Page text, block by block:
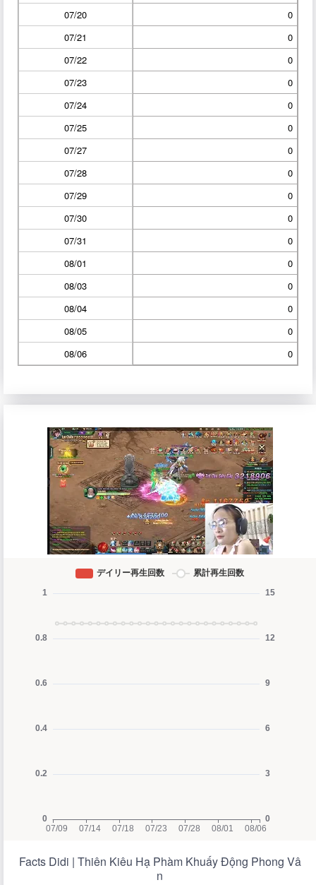
07/20
0
07/21
0
07/22
0
07/23
0
07/24
0
07/25
0
07/27
0
07/28
0
07/29
0
07/30
0
07/31
0
08/01
0
08/03
0
08/04
0
08/05
0
08/06
0
Facts Didi | Thiên Kiêu Hạ Phàm Khuấy Động Phong Vâ
n